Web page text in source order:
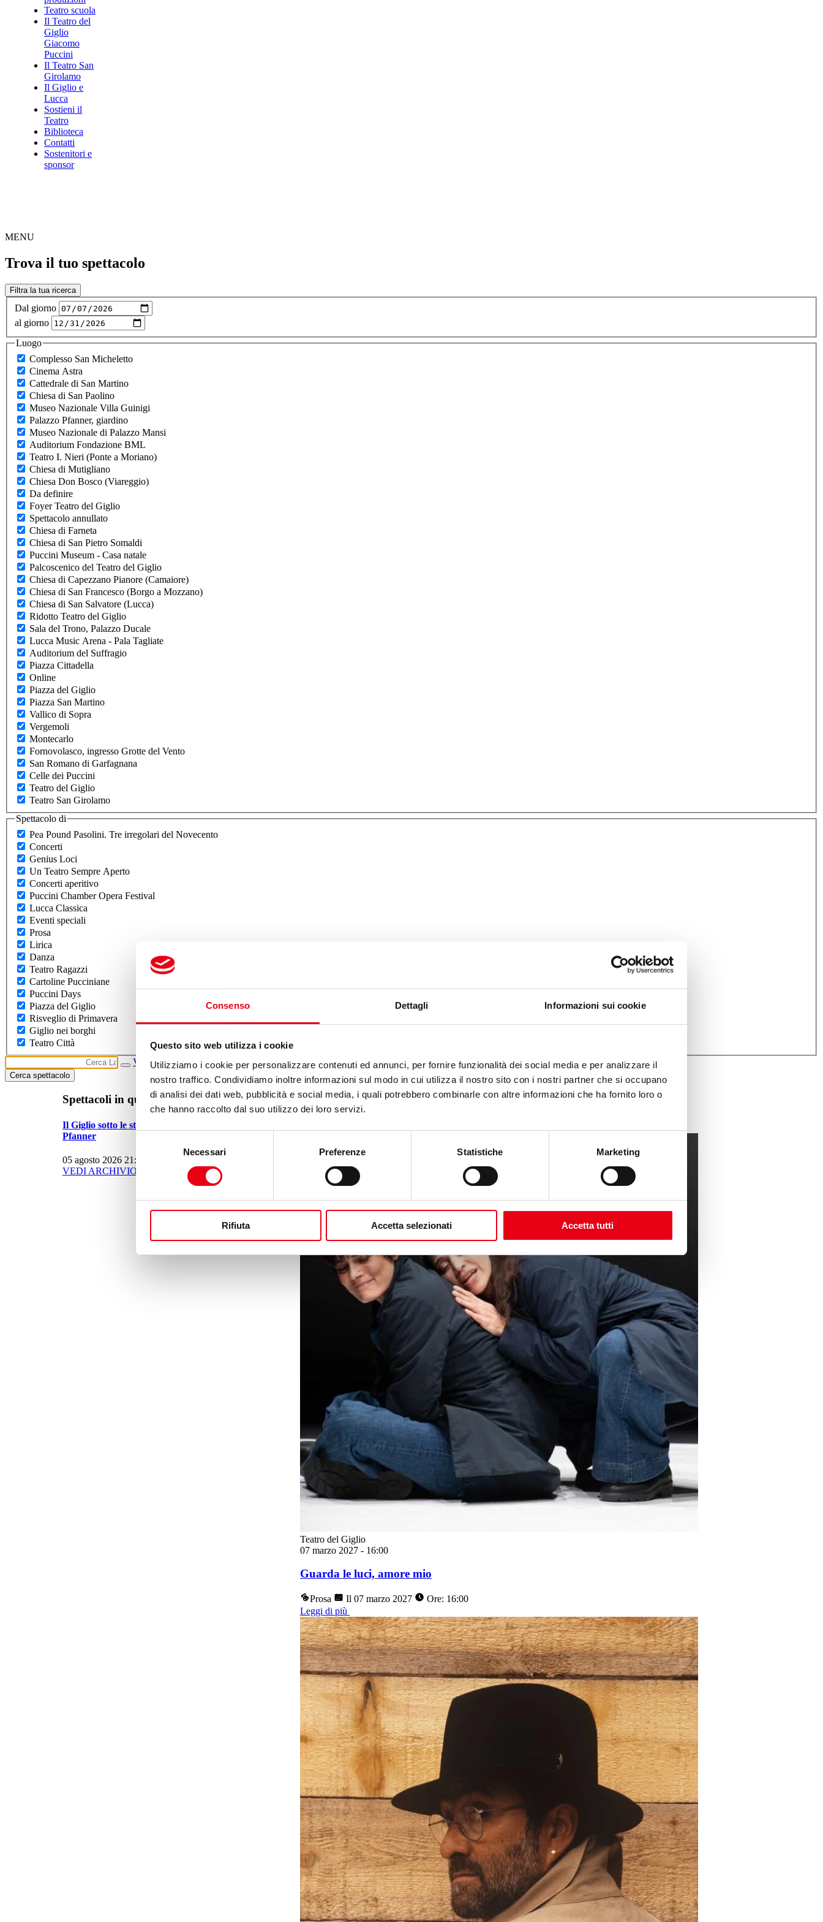
Consenso Dettagli Informazioni sui cookie
Questo sito web utilizza i cookie
Utilizziamo i cookie per personalizzare contenuti ed annunci, per fornire funzionalità dei social media e per analizzare il
nostro traffico. Condividiamo inoltre informazioni sul modo in cui utilizza il nostro sito con i nostri partner che si occupano
di analisi dei dati web, pubblicità e social media, i quali potrebbero combinarle con altre informazioni che ha fornito loro o
che hanno raccolto dal suo utilizzo dei loro servizi.
consenso
Necessari Preferenze Statistiche Marketing
Rifiuta Accetta selezionati Accetta tutti
Teatro scuola
Il Teatro del
Giglio
Giacomo
Puccini
Il Teatro San
Girolamo
Il Giglio e
Lucca
Sostieni il
Teatro
Biblioteca
Contatti
Sostenitori e
sponsor
MENU
Trova il tuo spettacolo
Filtra la tua ricerca
Dal giorno
al giorno
Luogo
Complesso San Micheletto
Cinema Astra
Cattedrale di San Martino
Chiesa di San Paolino
Museo Nazionale Villa Guinigi
Palazzo Pfanner, giardino
Museo Nazionale di Palazzo Mansi
Auditorium Fondazione BML
Teatro I. Nieri (Ponte a Moriano)
Chiesa di Mutigliano
Chiesa Don Bosco (Viareggio)
Da definire
Foyer Teatro del Giglio
Spettacolo annullato
Chiesa di Farneta
Chiesa di San Pietro Somaldi
Puccini Museum - Casa natale
Palcoscenico del Teatro del Giglio
Chiesa di Capezzano Pianore (Camaiore)
Chiesa di San Francesco (Borgo a Mozzano)
Chiesa di San Salvatore (Lucca)
Ridotto Teatro del Giglio
Sala del Trono, Palazzo Ducale
Lucca Music Arena - Pala Tagliate
Auditorium del Suffragio
Piazza Cittadella
Online
Piazza del Giglio
Piazza San Martino
Vallico di Sopra
Vergemoli
Montecarlo
Fornovolasco, ingresso Grotte del Vento
San Romano di Garfagnana
Celle dei Puccini
Teatro del Giglio
Teatro San Girolamo
Spettacolo di
Pea Pound Pasolini. Tre irregolari del Novecento
Concerti
Genius Loci
Un Teatro Sempre Aperto
Concerti aperitivo
Puccini Chamber Opera Festival
Lucca Classica
Eventi speciali
Prosa
Lirica
Danza
Teatro Ragazzi
Cartoline Pucciniane
Puccini Days
Piazza del Giglio
Risveglio di Primavera
Giglio nei borghi
Teatro Città
Vedi tutti gli eventi
Cerca spettacolo
Spettacoli in questa settimana
Il Giglio sotto le stelle a Palazzo
Pfanner
05 agosto 2026 21:30
VEDI ARCHIVIO SPETTACOLI
Vedi:
Teatro del Giglio
07 marzo 2027 - 16:00
Guarda le luci, amore mio
Prosa Il 07 marzo 2027
Ore: 16:00
Leggi di più